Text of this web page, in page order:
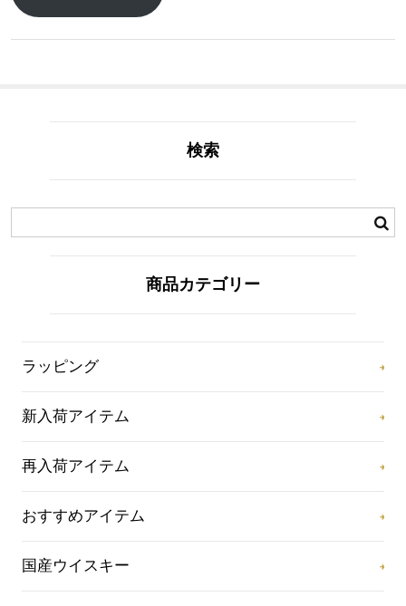
検索
商品カテゴリー
ラッピング
新入荷アイテム
再入荷アイテム
おすすめアイテム
国産ウイスキー